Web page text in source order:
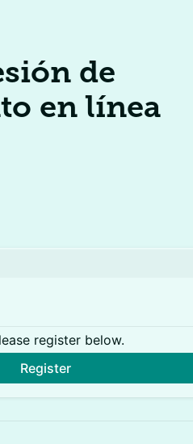
de
en línea
register below.
Register